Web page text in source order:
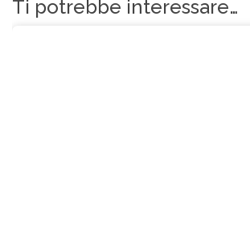
Ti potrebbe interessare…